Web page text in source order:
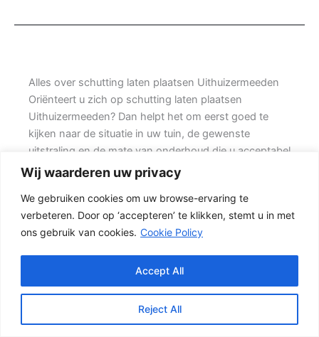
Wij waarderen uw privacy
We gebruiken cookies om uw browse-ervaring te
verbeteren. Door op ‘accepteren’ te klikken, stemt u in met
ons gebruik van cookies. Cookie Policy
Reject All
Accept All
Alles over schutting laten plaatsen Uithuizermeeden
Oriënteert u zich op schutting laten plaatsen
Uithuizermeeden? Dan helpt het om eerst goed te
kijken naar de situatie in uw tuin, de gewenste
uitstraling en de mate van onderhoud die u acceptabel
vindt. Prins Schuttingen helpt klanten met kleine
Een goede schutting begint bij een duidelijke keuze.
Wilt u vooral een luxe uitstraling, dan kan een hout-
beton schutting met hoge betonplaat of zwarte
accenten goed passen. Daarom is persoonlijk advies
vaak beter dan alleen online een standaardprijs